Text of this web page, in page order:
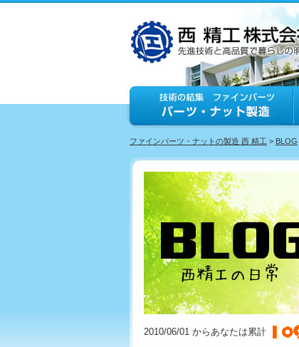
ファインパーツ・ナットの製造 西 精工 > BLOG
2010/06/01 からあなたは累計